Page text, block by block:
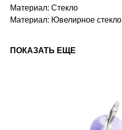
Материал: Стекло
Материал: Ювелирное стекло
ПОКАЗАТЬ ЕЩЕ